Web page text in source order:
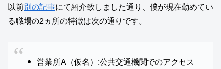
以前別の記事にて紹介致しました通り、僕が現在勤めてい
る職場の2ヵ所の特徴は次の通りです。
営業所A（仮名）:公共交通機関でのアクセス